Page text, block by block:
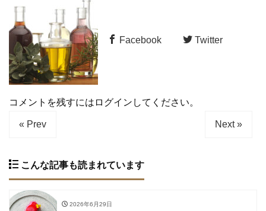
Facebook Twitter
コメントを残すにはログインしてください。
« Prev Next »
こんな記事も読まれています
2026年6月29日